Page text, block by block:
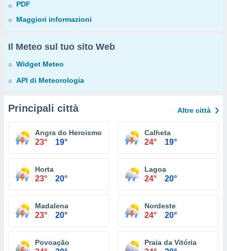
PDF
Maggiori informazioni
Il Meteo sul tuo sito Web
Widget Meteo
API di Meteorologia
Principali città Altre città
Angra do Heroismo
23° 19°
Calheta
24° 19°
Horta
23° 20°
Lagoa
24° 20°
Madalena
23° 20°
Nordeste
24° 20°
Povoação Praia da Vitória